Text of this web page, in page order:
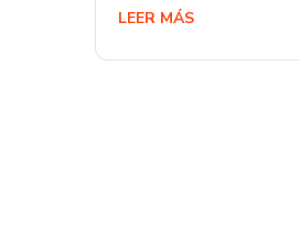
LEER MÁS